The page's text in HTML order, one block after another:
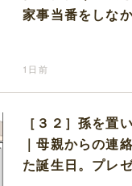
家事当番をしな
1日前
［３２］孫を置
｜母親からの連
た誕生日。プレ